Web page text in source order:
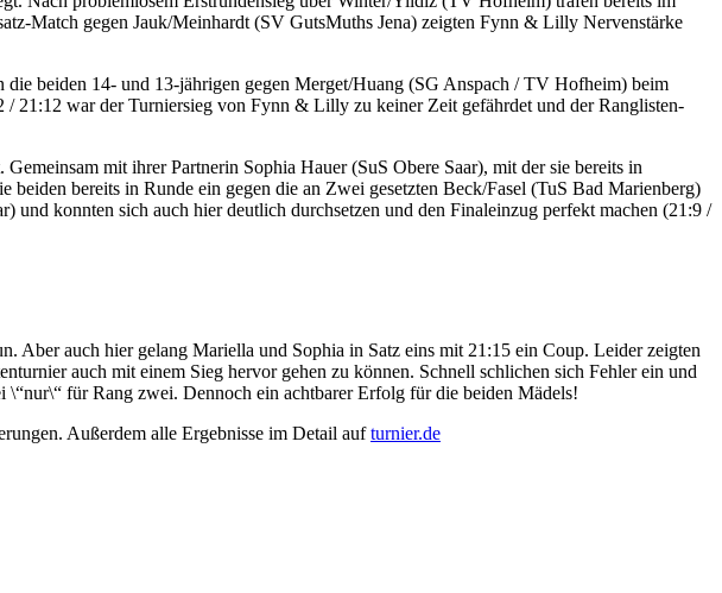
Match gegen Jauk/Meinhardt (SV GutsMuths Jena) zeigten Fynn & Lilly Nervenstärke
beiden 14- und 13-jährigen gegen Merget/Huang (SG Anspach / TV Hofheim) beim
21:12 war der Turniersieg von Fynn & Lilly zu keiner Zeit gefährdet und der Ranglisten-
mit ihrer Partnerin Sophia Hauer (SuS Obere Saar), mit der sie bereits in
beiden bereits in Runde ein gegen die an Zwei gesetzten Beck/Fasel (TuS Bad Marienberg)
konnten sich auch hier deutlich durchsetzen und den Finaleinzug perfekt machen (21:9 /
Aber auch hier gelang Mariella und Sophia in Satz eins mit 21:15 ein Coup. Leider zeigten
auch mit einem Sieg hervor gehen zu können. Schnell schlichen sich Fehler ein und
für Rang zwei. Dennoch ein achtbarer Erfolg für die beiden Mädels!
Außerdem alle Ergebnisse im Detail aufturnier.de